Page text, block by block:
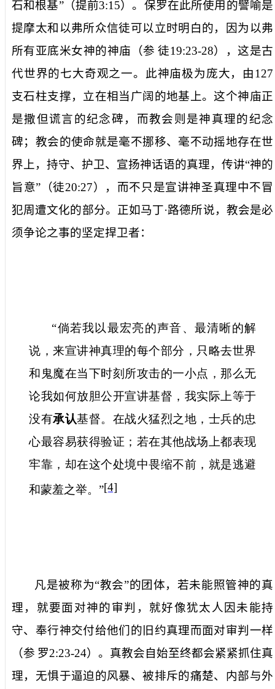
石和根基”（提前3:15）。保罗在此所使用的譬喻是
提摩太和以弗所众信徒可以立时明白的，因为以弗
所有亚底米女神的神庙（参 徒19:23-28），这是古
代世界的七大奇观之一。此神庙极为庞大，由127
支石柱支撑，立在相当广阔的地基上。这个神庙正
是撒但谎言的纪念碑，而教会则是神真理的纪念
碑；教会的使命就是毫不挪移、毫不动摇地存在世
界上，持守、护卫、宣扬神话语的真理，传讲“神的
旨意”（徒20:27），而不只是宣讲神圣真理中不冒
犯周遭文化的部分。正如马丁·路德所说，教会是必
须争论之事的坚定捍卫者：
“倘若我以最宏亮的声音、最清晰的解
说，来宣讲神真理的每个部分，只略去世界
和鬼魔在当下时刻所攻击的一小点，那么无
论我如何放胆公开宣讲基督，我实际上等于
没有承认基督。在战火猛烈之地，士兵的忠
心最容易获得验证；若在其他战场上都表现
牢靠，却在这个处境中畏缩不前，就是逃避
和蒙羞之举。”[4]
凡是被称为“教会”的团体，若未能照管神的真
理，就要面对神的审判，就好像犹太人因未能持
守、奉行神交付给他们的旧约真理而面对审判一样
（参 罗2:23-24）。真教会自始至终都会紧紧抓住真
理，无惧于逼迫的风暴、被排斥的痛楚、内部与外